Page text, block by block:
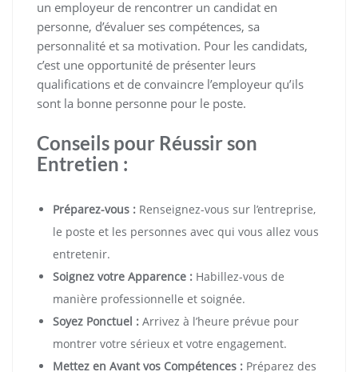
un employeur de rencontrer un candidat en
personne, d’évaluer ses compétences, sa
personnalité et sa motivation. Pour les candidats,
c’est une opportunité de présenter leurs
qualifications et de convaincre l’employeur qu’ils
sont la bonne personne pour le poste.
Conseils pour Réussir son
Entretien :
Préparez-vous : Renseignez-vous sur l’entreprise,
le poste et les personnes avec qui vous allez vous
entretenir.
Soignez votre Apparence : Habillez-vous de
manière professionnelle et soignée.
Soyez Ponctuel : Arrivez à l’heure prévue pour
montrer votre sérieux et votre engagement.
Mettez en Avant vos Compétences : Préparez des